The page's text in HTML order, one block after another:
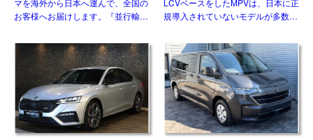
マを海外から日本へ運んで、全国の
お客様へお届けします。『並行輸入
査、保険、保証などのお話はしてき
ました(過去ブログ参照)。今回は並
行輸入車 ブログ｜令和8年 […]
LCVベースをしたMPVは、日本に正
規導入されていないモデルが多数を
トレーディング）でもお客様の問い
合わせおよび並行輸入実績の多いジ
ャンルのひとつです。& […]